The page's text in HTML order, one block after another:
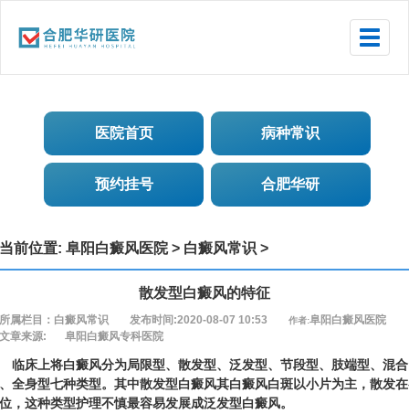
Toggle
医院首页 病种常识
预约挂号 合肥华研
当前位置:阜阳白癜风医院> 白癜风常识 >
散发型白癜风的特征
所属栏目：白癜风常识 发布时间:2020-08-07 10:53 作者:阜阳白癜风医院
文章来源:
阜阳白癜风专科医院
上将白癜风分为局限型、散发型、泛发型、节段型、肢端型、混合
全身型七种类型。其中散发型白癜风其白癜风白斑以小片为主，散发
，这种类型护理不慎最容易发展成泛发型白癜风。